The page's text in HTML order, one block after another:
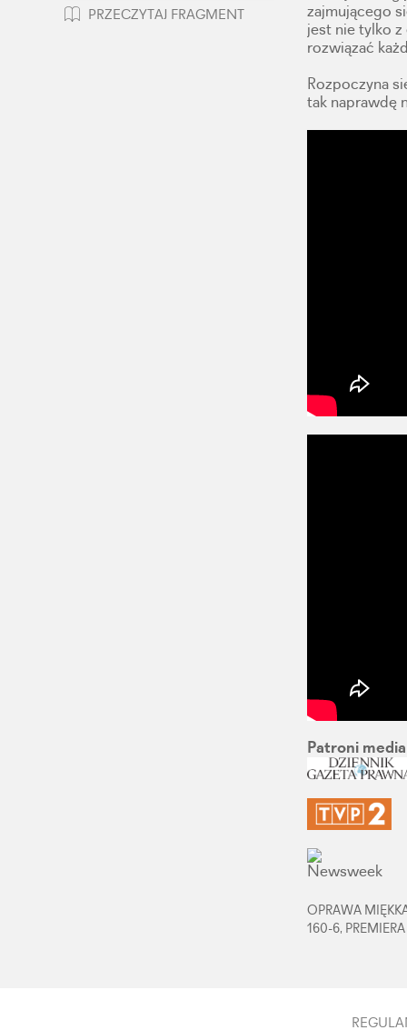
PRZECZYTAJ FRAGMENT
zajmującego
jest nie tylko z
rozwiązać
Rozpoczyna
tak naprawdę
Patroni
OPRAWA
160-6,